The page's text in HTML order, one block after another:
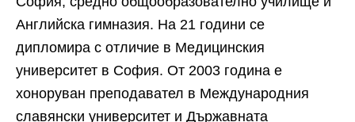
Английска гимназия. На 21 години се
дипломира с отличие в Медицинския
университет в София. От 2003 година е
хоноруван преподавател в Международния
славянски университет и Държавната